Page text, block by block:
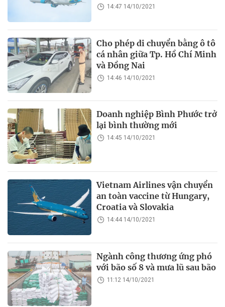
14:47 14/10/2021
Cho phép di chuyển bằng ô tô
cá nhân giữa Tp. Hồ Chí Minh
và Đồng Nai
14:46 14/10/2021
Doanh nghiệp Bình Phước trở
lại bình thường mới
14:45 14/10/2021
Vietnam Airlines vận chuyển
an toàn vaccine từ Hungary,
Croatia và Slovakia
14:44 14/10/2021
Ngành công thương ứng phó
với bão số 8 và mưa lũ sau bão
11:12 14/10/2021